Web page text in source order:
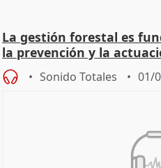
La gestión forestal es
la prevención y la
Sonido Totales 01/